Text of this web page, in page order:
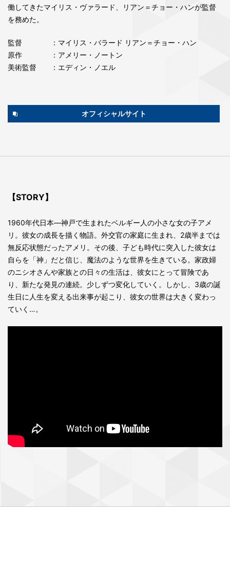
働してきたマイリス・ヴァラード、リアン＝チョー・ハンが監督
を務めた。
監督
：マイリス・バラード リアン＝チョー・ハン
原作
：アメリー・ノートン
美術監督
：エディン・ノエル
オフィシャルサイト
【STORY】
1960年代日本—神戸で生まれたベルギー人の小さな女の子アメ
リ。彼女の成長を描く物語。外交官の家庭に生まれ、2歳半までは
無反応状態だったアメリ。その後、子ども時代に突入した彼女は
自らを「神」だと信じ、魔法のような世界を生きている。家政婦
のニシオさんや家族との日々の生活は、彼女にとって冒険であ
り、新たな発見の連続。少しずつ変化していく。しかし、3歳の誕
生日に人生を変える出来事が起こり、彼女の世界は大きく変わっ
ていく…。